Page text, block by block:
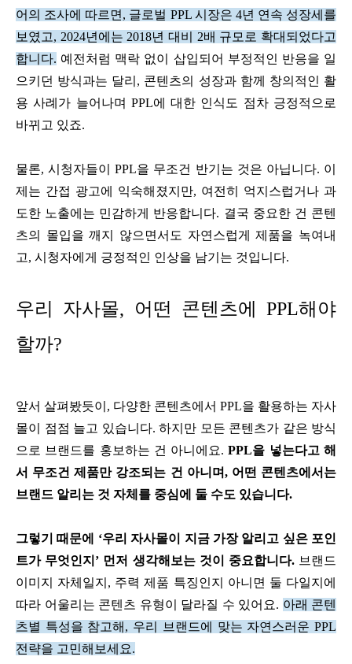
어의 조사에 따르면, 글로벌 PPL 시장은 4년 연속 성장세를
보였고, 2024년에는 2018년 대비 2배 규모로 확대되었다고
합니다. 예전처럼 맥락 없이 삽입되어 부정적인 반응을 일
으키던 방식과는 달리, 콘텐츠의 성장과 함께 창의적인 활
용 사례가 늘어나며 PPL에 대한 인식도 점차 긍정적으로
바뀌고 있죠.
물론, 시청자들이 PPL을 무조건 반기는 것은 아닙니다. 이
제는 간접 광고에 익숙해졌지만, 여전히 억지스럽거나 과
도한 노출에는 민감하게 반응합니다. 결국 중요한 건 콘텐
츠의 몰입을 깨지 않으면서도 자연스럽게 제품을 녹여내
고, 시청자에게 긍정적인 인상을 남기는 것입니다.
우리 자사몰, 어떤 콘텐츠에 PPL해야
할까?
앞서 살펴봤듯이, 다양한 콘텐츠에서 PPL을 활용하는 자사
몰이 점점 늘고 있습니다. 하지만 모든 콘텐츠가 같은 방식
으로 브랜드를 홍보하는 건 아니에요.PPL을 넣는다고 해
서 무조건 제품만 강조되는 건 아니며, 어떤 콘텐츠에서는
브랜드 알리는 것 자체를 중심에 둘 수도 있습니다.
그렇기 때문에 ‘우리 자사몰이 지금 가장 알리고 싶은 포인
트가 무엇인지’ 먼저 생각해보는 것이 중요합니다.브랜드
이미지 자체일지, 주력 제품 특징인지 아니면 둘 다일지에
따라 어울리는 콘텐츠 유형이 달라질 수 있어요. 아래 콘텐
츠별 특성을 참고해, 우리 브랜드에 맞는 자연스러운 PPL
전략을 고민해보세요.